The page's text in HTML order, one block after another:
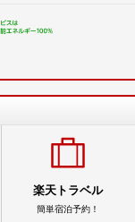
楽天トラベル
簡単宿泊予約！